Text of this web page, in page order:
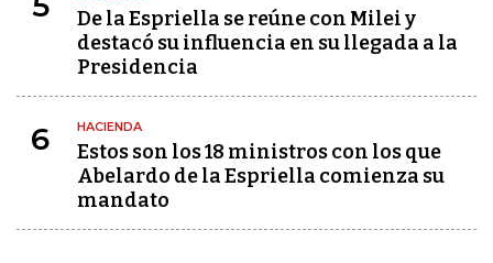
De la Espriella se reúne con Milei y
destacó su influencia en su llegada a la
Presidencia
6 HACIENDA
Estos son los 18 ministros con los que
Abelardo de la Espriella comienza su
mandato